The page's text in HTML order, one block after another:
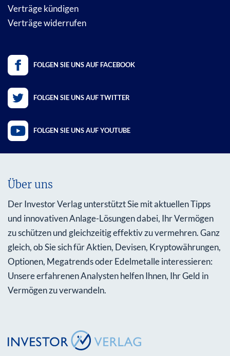
Verträge kündigen
Verträge widerrufen
FOLGEN SIE UNS AUF FACEBOOK
FOLGEN SIE UNS AUF TWITTER
FOLGEN SIE UNS AUF YOUTUBE
Über uns
Der Investor Verlag unterstützt Sie mit aktuellen Tipps
und innovativen Anlage-Lösungen dabei, Ihr Vermögen
zu schützen und gleichzeitig effektiv zu vermehren. Ganz
gleich, ob Sie sich für Aktien, Devisen, Kryptowährungen,
Optionen, Megatrends oder Edelmetalle interessieren:
Unsere erfahrenen Analysten helfen Ihnen, Ihr Geld in
Vermögen zu verwandeln.